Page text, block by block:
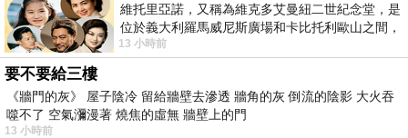
維托里亞諾，又稱為維克多艾曼紐二世紀念堂，是
位於義大利羅馬威尼斯廣場和卡比托利歐山之間，
用以紀念統一義大利統一後的的第一位國
13 小時前
要不要給三樓
《牆門的灰》 屋子陰冷 留給牆壁去滲透 牆角的灰 倒流的陰影 大火吞
噬不了 空氣瀰漫著 燒焦的虛無 牆壁上的門
13 小時前